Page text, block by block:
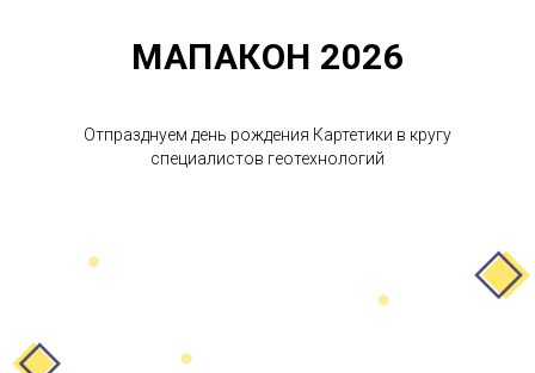
МАПАКОН 2026
Отпразднуем день рождения Картетики в кругу
специалистов геотехнологий